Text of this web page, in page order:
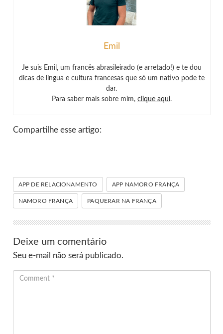
Emil
Je suis Emil, um francês abrasileirado (e arretado!) e te dou
dicas de língua e cultura francesas que só um nativo pode te
dar.
Para saber mais sobre mim, clique aqui.
Compartilhe esse artigo:
APP DE RELACIONAMENTO APP NAMORO FRANÇA
NAMORO FRANÇA PAQUERAR NA FRANÇA
Deixe um comentário
Seu e-mail não será publicado.